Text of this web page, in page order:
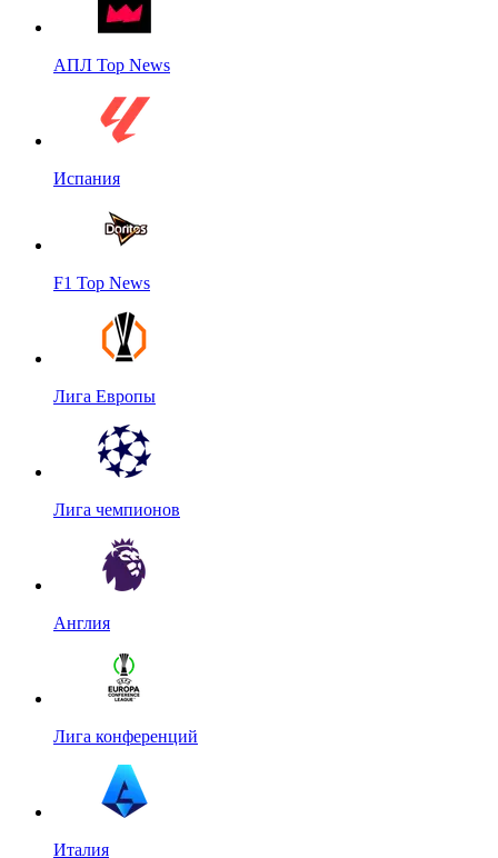
АПЛ Top News
Испания
F1 Top News
Лига Европы
Лига чемпионов
Англия
Лига конференций
Италия